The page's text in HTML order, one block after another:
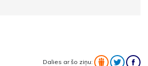
Dalies ar šo ziņu: